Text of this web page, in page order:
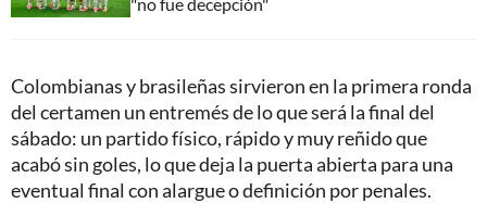
Colombianas y brasileñas sirvieron en la primera ronda
del certamen un entremés de lo que será la final del
sábado: un partido físico, rápido y muy reñido que
acabó sin goles, lo que deja la puerta abierta para una
eventual final con alargue o definición por penales.